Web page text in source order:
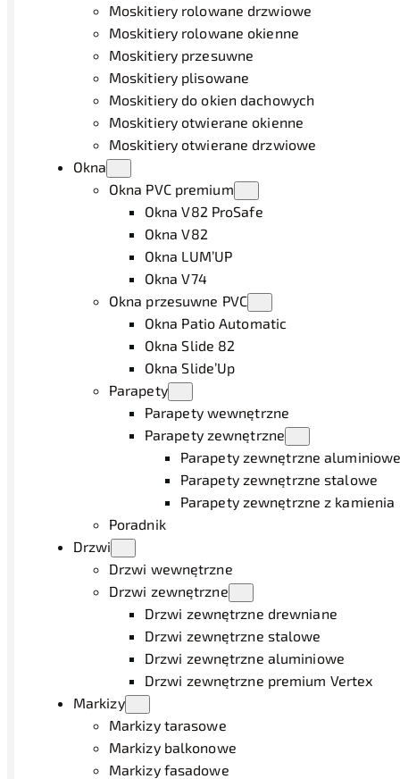
Moskitiery rolowane drzwiowe
Moskitiery rolowane okienne
Moskitiery przesuwne
Moskitiery plisowane
Moskitiery do okien dachowych
Moskitiery otwierane okienne
Moskitiery otwierane drzwiowe
Okna
Okna PVC premium
Okna V82 ProSafe
Okna V82
Okna LUM’UP
Okna V74
Okna przesuwne PVC
Okna Patio Automatic
Okna Slide 82
Okna Slide’Up
Parapety
Parapety wewnętrzne
Parapety zewnętrzne
Parapety zewnętrzne
Parapety zewnętrzne stalowe
Parapety zewnętrzne z kamienia
Poradnik
Drzwi
Drzwi wewnętrzne
Drzwi zewnętrzne
Drzwi zewnętrzne drewniane
Drzwi zewnętrzne stalowe
Drzwi zewnętrzne aluminiowe
Drzwi zewnętrzne premium Vertex
Markizy
Markizy tarasowe
Markizy balkonowe
Markizy fasadowe